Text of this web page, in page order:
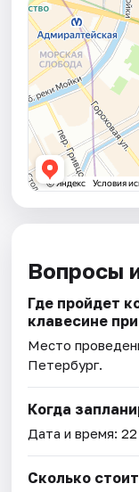
Вопросы
Где пройдет
клавесине
Место
Петербург.
Когда
Дата и время:
Сколько